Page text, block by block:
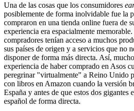
Una de las cosas que los consumidores
posiblemente de forma inolvidable fue la
compraron en una tienda online fuera de
experiencia era espacialmente
compradores tenían acceso a muchos
sus países de origen y a servicios que no
disponer de forma más directa. Así,
experiencia de haber comprado en Asos
peregrinar "virtualmente" a Reino Unido
con libros en Amazon cuando la versión
España y antes de que estos dos gigantes
español de forma directa.